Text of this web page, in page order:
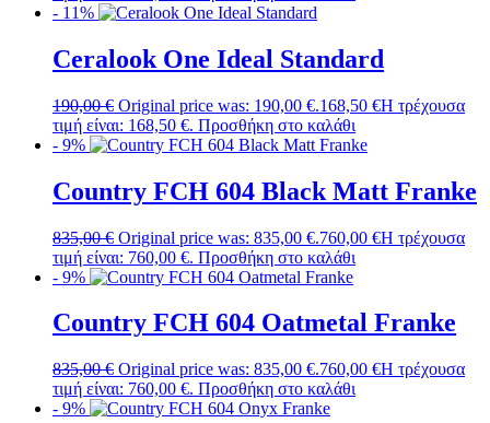
- 11%
Ceralook Οne Ideal Standard
190,00€ Original price was: 190,00 €.168,50 €Η τρέχουσα
τιμή είναι: 168,50 €. Προσθήκη στο καλάθι
- 9%
Country FCH 604 Black Matt Franke
835,00€ Original price was: 835,00 €.760,00 €Η τρέχουσα
τιμή είναι: 760,00 €. Προσθήκη στο καλάθι
- 9%
Country FCH 604 Oatmetal Franke
835,00€ Original price was: 835,00 €.760,00 €Η τρέχουσα
τιμή είναι: 760,00 €. Προσθήκη στο καλάθι
- 9%